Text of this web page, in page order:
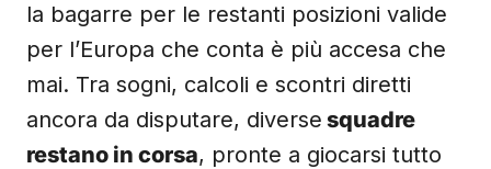
la bagarre per le restanti posizioni valide
per l’Europa che conta è più accesa che
mai. Tra sogni, calcoli e scontri diretti
ancora da disputare, diverse squadre
restano in corsa, pronte a giocarsi tutto